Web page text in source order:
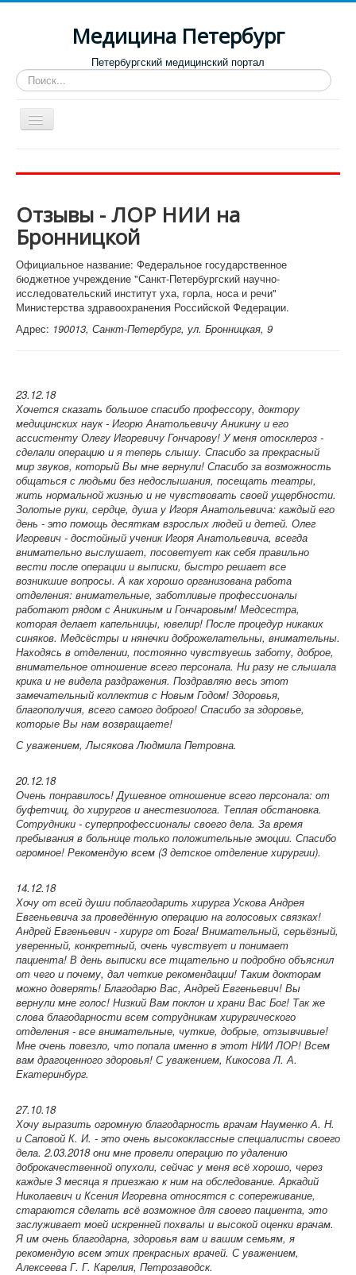
Медицина Петербург
Петербургский медицинский портал
Искать...
Toggle
Navigation
Роддома и женские консультации
Диспансеры
Лучшие клиники по направлениям
Отзывы о медицинских учреждениях
Отзывы - ЛОР НИИ на
Бронницкой
Официальное название: Федеральное государственное
бюджетное учреждение "Санкт-Петербургский научно-
исследовательский институт уха, горла, носа и речи"
Министерства здравоохранения Российской Федерации.
Адрес: 190013, Санкт-Петербург, ул. Бронницкая, 9
23.12.18
Хочется сказать большое спасибо профессору, доктору
медицинских наук - Игорю Анатольевичу Аникину и его
ассистенту Олегу Игоревичу Гончарову! У меня отосклероз -
сделали операцию и я теперь слышу. Спасибо за прекрасный
мир звуков, который Вы мне вернули! Спасибо за возможность
общаться с людьми без недослышания, посещать театры,
жить нормальной жизнью и не чувствовать своей ущербности.
Золотые руки, сердце, душа у Игоря Анатольевича: каждый его
день - это помощь десяткам взрослых людей и детей. Олег
Игоревич - достойный ученик Игоря Анатольевича, всегда
внимательно выслушает, посоветует как себя правильно
вести после операции и выписки, быстро решает все
возникшие вопросы. А как хорошо организована работа
отделения: внимательные, заботливые профессионалы
работают рядом с Аникиным и Гончаровым! Медсестра,
которая делает капельницы, ювелир! После процедур никаких
синяков. Медсёстры и нянечки доброжелательны, внимательны.
Находясь в отделении, постоянно чувствуешь заботу, доброе,
внимательное отношение всего персонала. Ни разу не слышала
крика и не видела раздражения. Поздравляю весь этот
замечательный коллектив с Новым Годом! Здоровья,
благополучия, всего самого доброго! Спасибо за здоровье,
которые Вы нам возвращаете!
С уважением, Лысякова Людмила Петровна.
20.12.18
Очень понравилось! Душевное отношение всего персонала: от
буфетчиц, до хирургов и анестезиолога. Теплая обстановка.
Сотрудники - суперпрофессионалы своего дела. За время
пребывания в больнице только положительные эмоции. Спасибо
огромное! Рекомендую всем (3 детское отделение хирургии).
14.12.18
Хочу от всей души поблагодарить хирурга Ускова Андрея
Евгеньевича за проведённую операцию на голосовых связках!
Андрей Евгеньевич - хирург от Бога! Внимательный, серьёзный,
уверенный, конкретный, очень чувствует и понимает
пациента! В день выписки все тщательно и подробно объяснил
от чего и почему, дал четкие рекомендации! Таким докторам
можно доверять! Благодарю Вас, Андрей Евгеньевич! Вы
вернули мне голос! Низкий Вам поклон и храни Вас Бог! Так же
слова благодарности всем сотрудникам хирургического
отделения - все внимательные, чуткие, добрые, отзывчивые!
Мне очень повезло, что попала именно в этот НИИ ЛОР! Всем
вам драгоценного здоровья! С уважением, Кикосова Л. А.
Екатеринбург.
27.10.18
Хочу выразить огромную благодарность врачам Науменко А. Н.
и Саповой К. И. - это очень высококлассные специалисты своего
дела. 2.03.2018 они мне провели операцию по удалению
доброкачественной опухоли, сейчас у меня всё хорошо, через
каждые 3 месяца я приезжаю к ним на обследование. Аркадий
Николаевич и Ксения Игоревна относятся с сопереживание,
стараются сделать всё возможное для своего пациента, это
заслуживает моей искренней похвалы и высокой оценки врачам.
Я им очень благодарна, здоровья вам и вашим семьям, я
рекомендую всем этих прекрасных врачей. С уважением,
Алексеева Г. Г. Карелия, Петрозаводск.